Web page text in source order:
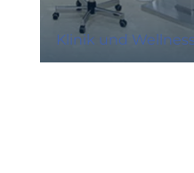
Klinik und Wellness